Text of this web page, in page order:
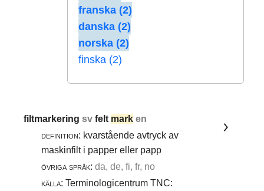
franska (2)
danska (2)
norska (2)
finska (2)
filtmarkeringsvfelt mark en
definition: kvarstående avtryck av
maskinfilt i papper eller papp
övriga språk: da, de, fi, fr, no
källa: Terminologicentrum TNC: